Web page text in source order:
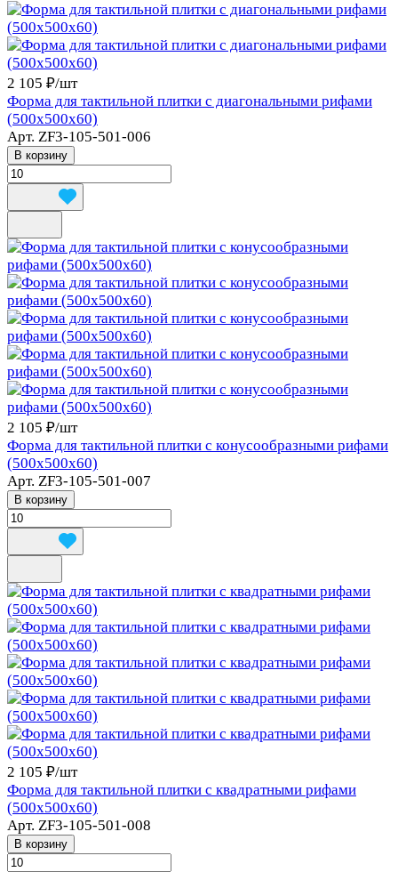
2 105 ₽/шт
Форма для тактильной плитки с диагональными рифами
(500x500x60)
Арт. ZF3-105-501-006
В корзину
2 105 ₽/шт
Форма для тактильной плитки с конусообразными рифами
(500x500x60)
Арт. ZF3-105-501-007
В корзину
2 105 ₽/шт
Форма для тактильной плитки с квадратными рифами
(500x500x60)
Арт. ZF3-105-501-008
В корзину